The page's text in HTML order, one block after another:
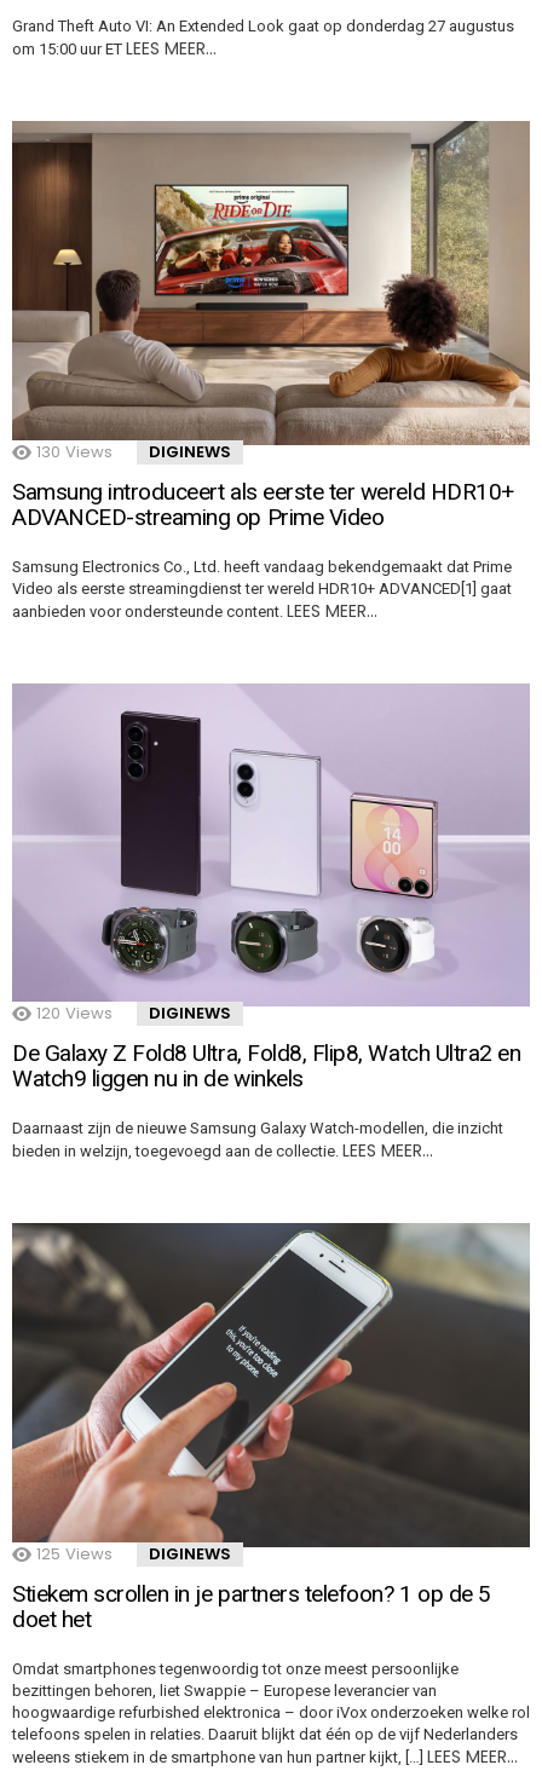
Grand Theft Auto VI: An Extended Look gaat op donderdag 27 augustus
om 15:00 uur ET LEES MEER…
130 Views DIGINEWS
Samsung introduceert als eerste ter wereld HDR10+
ADVANCED-streaming op Prime Video
Samsung Electronics Co., Ltd. heeft vandaag bekendgemaakt dat Prime
Video als eerste streamingdienst ter wereld HDR10+ ADVANCED[1] gaat
aanbieden voor ondersteunde content. LEES MEER…
120 Views DIGINEWS
De Galaxy Z Fold8 Ultra, Fold8, Flip8, Watch Ultra2 en
Watch9 liggen nu in de winkels
Daarnaast zijn de nieuwe Samsung Galaxy Watch-modellen, die inzicht
bieden in welzijn, toegevoegd aan de collectie. LEES MEER…
125 Views DIGINEWS
Stiekem scrollen in je partners telefoon? 1 op de 5
doet het
Omdat smartphones tegenwoordig tot onze meest persoonlijke
bezittingen behoren, liet Swappie – Europese leverancier van
hoogwaardige refurbished elektronica – door iVox onderzoeken welke rol
telefoons spelen in relaties. Daaruit blijkt dat één op de vijf Nederlanders
weleens stiekem in de smartphone van hun partner kijkt, […] LEES MEER…